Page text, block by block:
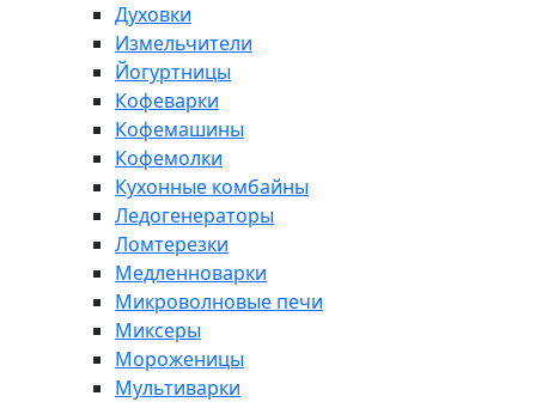
Духовки
Измельчители
Йогуртницы
Кофеварки
Кофемашины
Кофемолки
Кухонные комбайны
Ледогенераторы
Ломтерезки
Медленноварки
Микроволновые печи
Миксеры
Мороженицы
Мультиварки